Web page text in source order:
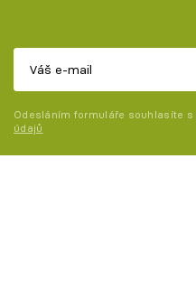
Odesláním formuláře souhlasíte s
údajů